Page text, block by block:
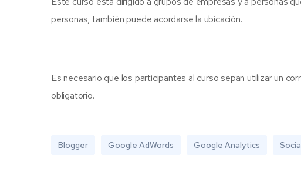
personas, también puede acordarse la ubicación.
Es necesario que los participantes al curso sepan utilizar un
obligatorio.
Blogger Google AdWords Google Analytics